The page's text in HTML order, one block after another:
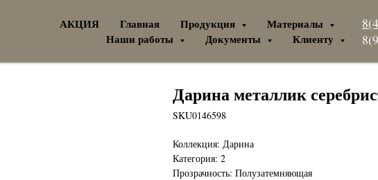
АКЦИЯ Главная Продукция
Материалы
Наши работы
Документы Клиенту
Дарина металлик
SKU0146598
Коллекция: Дарина
Категория: 2
Прозрачность: Полузатемняющая